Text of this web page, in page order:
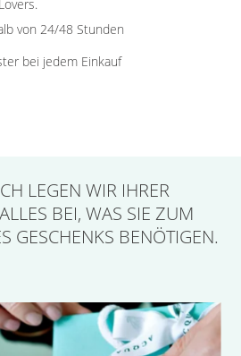
von 24/48 Stunden
bei jedem Einkauf
LEGEN WIR IHRER
BEI, WAS SIE ZUM
GESCHENKS BENÖTIGEN.